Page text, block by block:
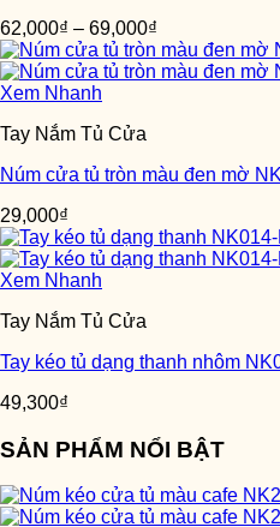
62,000₫ – 69,000₫
Xem Nhanh
Tay Nắm Tủ Cửa
Núm cửa tủ tròn màu đen mờ
29,000₫
Xem Nhanh
Tay Nắm Tủ Cửa
Tay kéo tủ dạng thanh nhôm
49,300₫
SẢN PHẨM NỔI BẬT